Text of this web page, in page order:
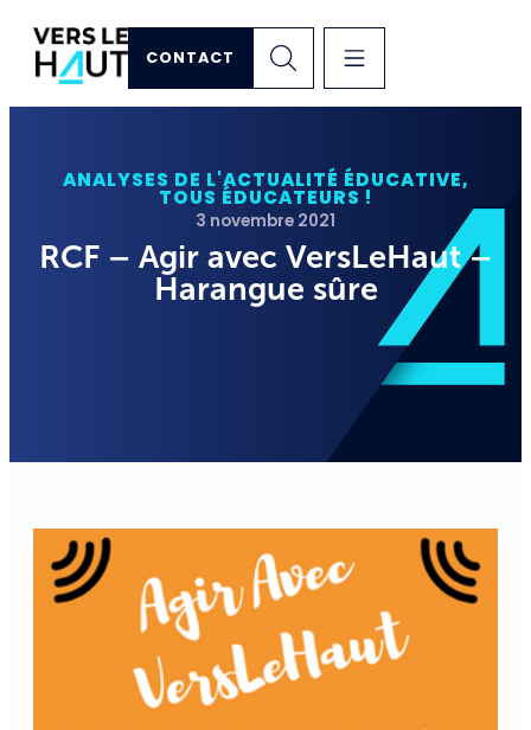
CONTACT
ANALYSES DE L'ACTUALITÉ ÉDUCATIVE,
TOUS ÉDUCATEURS !
3 novembre 2021
RCF – Agir avec VersLeHaut –
Harangue sûre